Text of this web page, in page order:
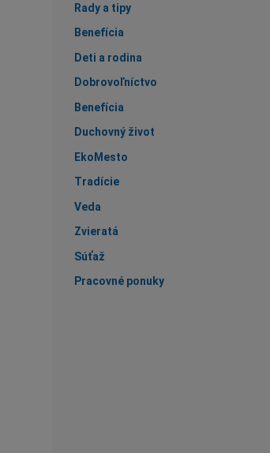
Rady a tipy
Benefícia
Deti a rodina
Dobrovoľníctvo
Benefícia
Duchovný život
EkoMesto
Tradície
Veda
Zvieratá
Súťaž
Pracovné ponuky